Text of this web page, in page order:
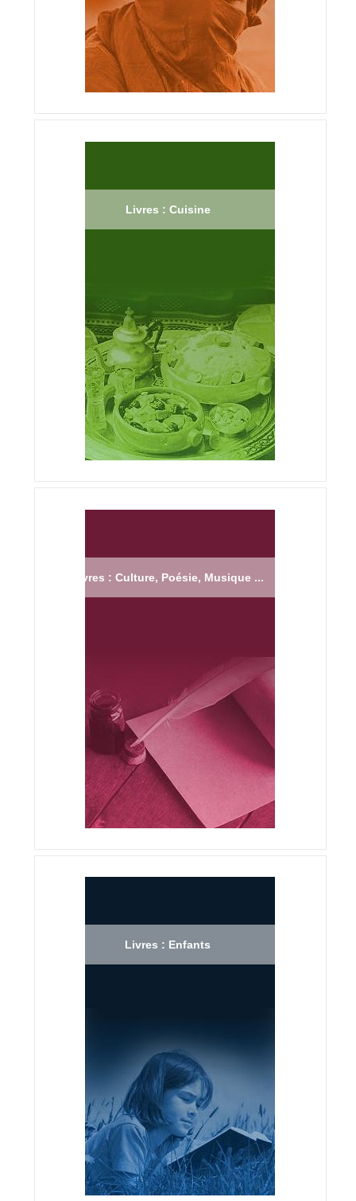
Livres : Cuisine
Livres : Culture, Poésie, Musique ...
Livres : Enfants